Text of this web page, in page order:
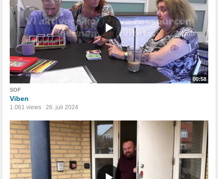
00:58
SOF
Viben
1.061 views 26. juli 2024